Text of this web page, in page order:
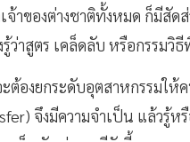
าของต่างชาติทั้งหมด ก็มีสัด
ว่าสูตร เคล็ดลับ หรือกรรมวิ
ต้องยกระดับอุตสาหกรรมใ
จึงมีความจำเป็น แล้วรู้